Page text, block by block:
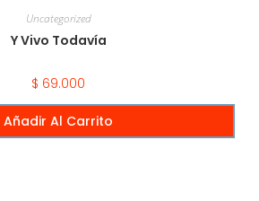
Uncategorized
Y Vivo Todavía
$ 69.000
Añadir Al Carrito